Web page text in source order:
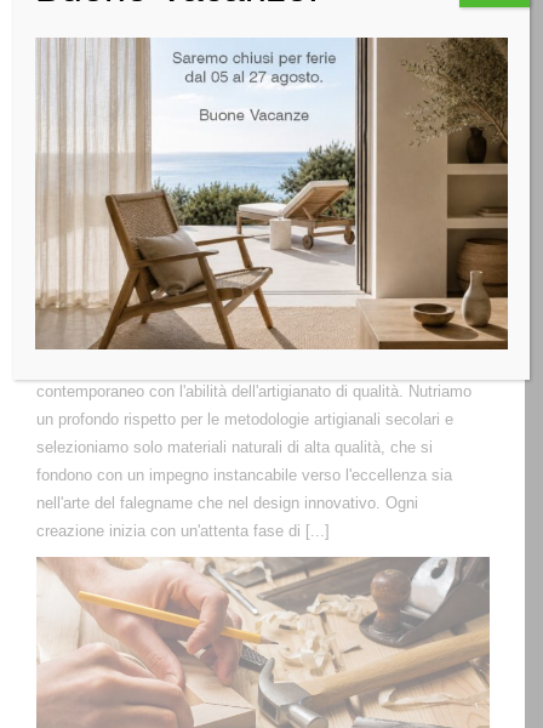
LEGGI TUTTO
Realizzazioni su Misura
contemporaneo con l'abilità dell'artigianato di qualità. Nutriamo
un profondo rispetto per le metodologie artigianali secolari e
selezioniamo solo materiali naturali di alta qualità, che si
fondono con un impegno instancabile verso l'eccellenza sia
nell'arte del falegname che nel design innovativo. Ogni
creazione inizia con un'attenta fase di [...]